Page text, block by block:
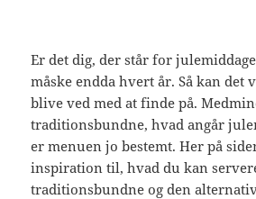
Er det dig, der står for
måske endda hvert år. Så kan
blive ved med at finde på.
traditionsbundne, hvad angår
er menuen jo bestemt. Her på
inspiration til, hvad du kan
traditionsbundne og den